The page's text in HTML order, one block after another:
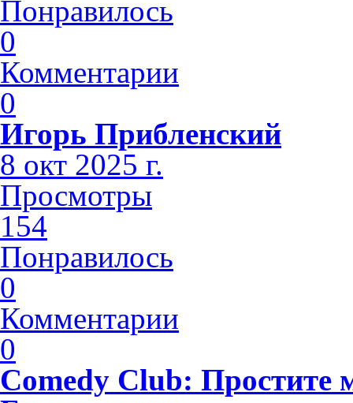
Понравилось
0
Комментарии
0
Игорь Прибленский
8 окт 2025 г.
Просмотры
154
Понравилось
0
Комментарии
0
Comedy Club: